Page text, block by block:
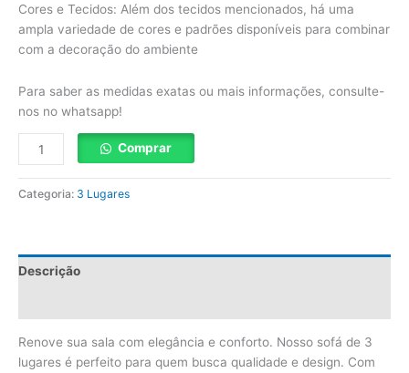
Cores e Tecidos: Além dos tecidos mencionados, há uma
ampla variedade de cores e padrões disponíveis para combinar
com a decoração do ambiente
Para saber as medidas exatas ou mais informações, consulte-
nos no whatsapp!
Comprar
Categoria: 3 Lugares
Descrição
Renove sua sala com elegância e conforto. Nosso sofá de 3
lugares é perfeito para quem busca qualidade e design. Com